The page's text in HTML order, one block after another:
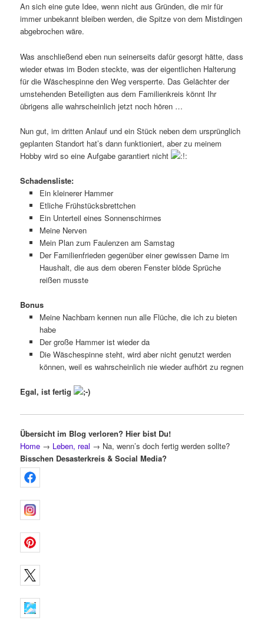
An sich eine gute Idee, wenn nicht aus Gründen, die mir für
immer unbekannt bleiben werden, die Spitze von dem Mistdingen
abgebrochen wäre.
Was anschließend eben nun seinerseits dafür gesorgt hätte, dass
wieder etwas im Boden steckte, was der eigentlichen Halterung
für die Wäschespinne den Weg versperrte. Das Gelächter der
umstehenden Beteiligten aus dem Familienkreis könnt Ihr
übrigens alle wahrscheinlich jetzt noch hören …
Nun gut, im dritten Anlauf und ein Stück neben dem ursprünglich
geplanten Standort hat’s dann funktioniert, aber zu meinem
Hobby wird so eine Aufgabe garantiert nicht
Schadensliste:
Ein kleinerer Hammer
Etliche Frühstücksbrettchen
Ein Unterteil eines Sonnenschirmes
Meine Nerven
Mein Plan zum Faulenzen am Samstag
Der Familienfrieden gegenüber einer gewissen Dame im
Haushalt, die aus dem oberen Fenster blöde Sprüche
reißen musste
Bonus
Meine Nachbarn kennen nun alle Flüche, die ich zu bieten
habe
Der große Hammer ist wieder da
Die Wäschespinne steht, wird aber nicht genutzt werden
können, weil es wahrscheinlich nie wieder aufhört zu regnen
Egal, ist fertig
Übersicht im Blog verloren? Hier bist Du!
Home → Leben, real → Na, wenn’s doch fertig werden sollte?
Bisschen Desasterkreis & Social Media?